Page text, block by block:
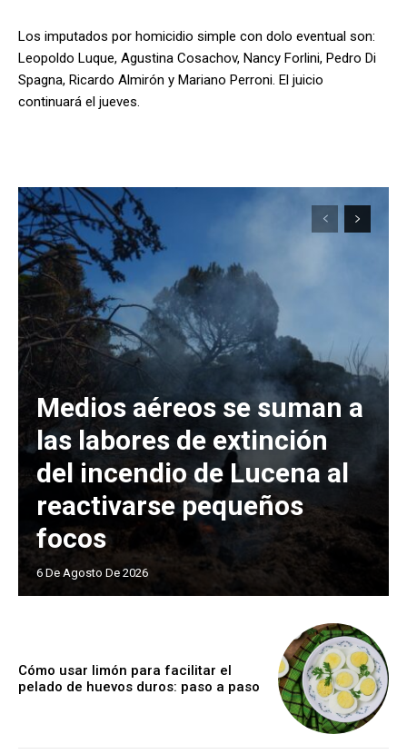
Los imputados por homicidio simple con dolo eventual son:
Leopoldo Luque, Agustina Cosachov, Nancy Forlini, Pedro Di
Spagna, Ricardo Almirón y Mariano Perroni. El juicio
continuará el jueves.
Medios aéreos se suman a
las labores de extinción
del incendio de Lucena al
reactivarse pequeños
focos
6 De Agosto De 2026
Cómo usar limón para facilitar el
pelado de huevos duros: paso a paso